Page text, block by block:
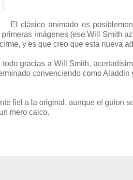
El clásico animado es
imágenes (ese Will Smith
y es que creo que esta nueva
gracias a Will Smith,
convenciendo como
fiel a la original, aunque el guion
mero calco.